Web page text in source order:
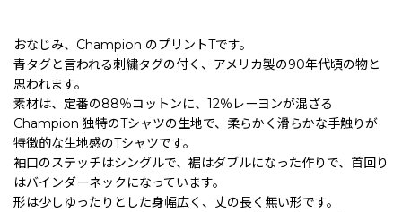
おなじみ、Champion のプリントTです。
青タグと言われる刺繍タグの付く、アメリカ製の90年代頃の物と
思われます。
素材は、定番の88％コットンに、12％レーヨンが混ざる
Champion 独特のTシャツの生地で、柔らかく滑らかな手触りが
特徴的な生地感のTシャツです。
袖口のステッチはシングルで、裾はダブルになった作りで、首回り
はバインダーネックになっています。
形は少しゆったりとした身幅広く、丈の長く無い形です。